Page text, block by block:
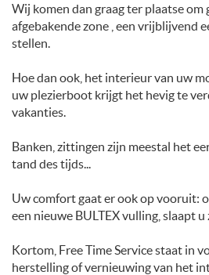
Wij komen dan graag ter plaatse om
afgebakende zone , een vrijblijvend
stellen.
Hoe dan ook, het interieur van uw
uw plezierboot krijgt het hevig te
vakanties.
Banken, zittingen zijn meestal het
tand des tijds...
Uw comfort gaat er ook op vooruit:
een nieuwe BULTEX vulling, slaapt
Kortom, Free Time Service staat in
herstelling of vernieuwing van het